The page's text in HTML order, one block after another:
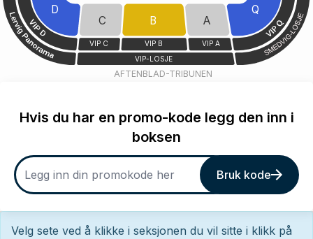
Q
A
B
C
VIP C
VIP B
VIP-LOSJE
VIP A
D
AFTENBLAD-TRIBUNEN
Hvis du har en promo-kode legg den inn i
boksen
Bruk kode
Velg sete ved å klikke i seksjonen du vil sitte i klikk på